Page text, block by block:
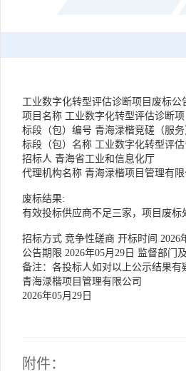
工业数字化转型评估诊断项目 废标公
项目名称 工业数字化转型评估诊断项
标段（包）编号 青海渌楷竞磋（服务
标段（包）名称 工业数字化转型评估
招标人 青海省工业和信息化厅
代理机构名称 青海渌楷项目管理有限
废标结果:
有效投标供应商不足三家，项目废标
招标方式 竞争性磋商 开标时间 2026
公告期限 2026年05月29日 监督部门
备注：各投标人如对以上公示结果
青海渌楷项目管理有限公司
2026年05月29日
附件：